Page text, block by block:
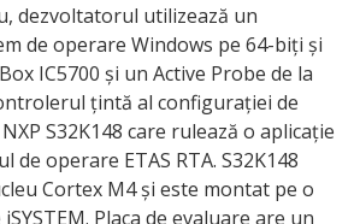
dezvoltatorul utilizează un
de operare Windows pe 64-biți și
IC5700 și un Active Probe de la
țintă al configurației de
S32K148 care rulează o aplicație
de operare ETAS RTA. S32K148
Cortex M4 și este montat pe o
Placa de evaluare are un